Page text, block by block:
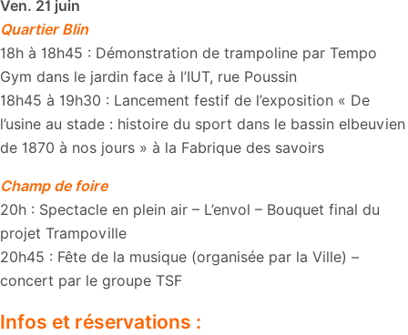
Ven. 21 juin
Quartier Blin
18h à 18h45 : Démonstration de trampoline par Tempo
Gym dans le jardin face à l’IUT, rue Poussin
18h45 à 19h30 : Lancement festif de l’exposition « De
l’usine au stade : histoire du sport dans le bassin elbeuvien
de 1870 à nos jours » à la Fabrique des savoirs
Champ de foire
20h : Spectacle en plein air – L’envol – Bouquet final du
projet Trampoville
20h45 : Fête de la musique (organisée par la Ville) –
concert par le groupe TSF
Infos et réservations :